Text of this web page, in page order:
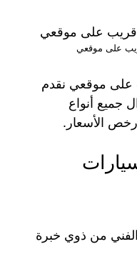
على موقعي
على موقعي نقدم
جميع أنواع
الأسعار.
من ذوي خبرة